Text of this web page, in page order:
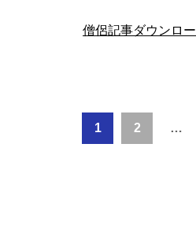
僧侶記事ダウンロ
1 2 …